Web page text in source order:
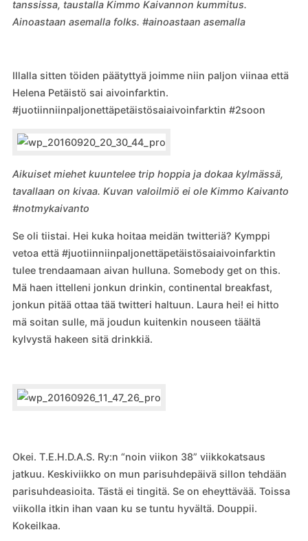
tanssissa, taustalla Kimmo Kaivannon kummitus.
Ainoastaan asemalla folks. #ainoastaan asemalla
Illalla sitten töiden päätyttyä joimme niin paljon viinaa että
Helena Petäistö sai aivoinfarktin.
#juotiinniinpaljonettäpetäistösaiaivoinfarktin #2soon
Aikuiset miehet kuuntelee trip hoppia ja dokaa kylmässä,
tavallaan on kivaa. Kuvan valoilmiö ei ole Kimmo Kaivanto
#notmykaivanto
Se oli tiistai. Hei kuka hoitaa meidän twitteriä? Kymppi
vetoa että #juotiinniinpaljonettäpetäistösaiaivoinfarktin
tulee trendaamaan aivan hulluna. Somebody get on this.
Mä haen ittelleni jonkun drinkin, continental breakfast,
jonkun pitää ottaa tää twitteri haltuun. Laura hei! ei hitto
mä soitan sulle, mä joudun kuitenkin nouseen täältä
kylvystä hakeen sitä drinkkiä.
Okei. T.E.H.D.A.S. Ry:n “noin viikon 38” viikkokatsaus
jatkuu. Keskiviikko on mun parisuhdepäivä sillon tehdään
parisuhdeasioita. Tästä ei tingitä. Se on eheyttävää. Toissa
viikolla itkin ihan vaan ku se tuntu hyvältä. Douppii.
Kokeilkaa.